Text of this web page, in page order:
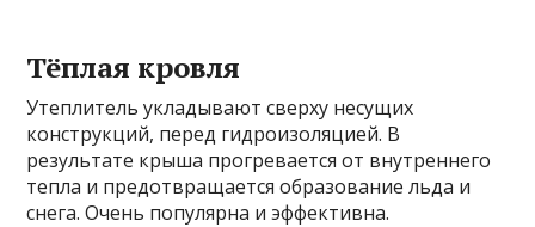
Тёплая кровля
Утеплитель укладывают сверху несущих
конструкций, перед гидроизоляцией. В
результате крыша прогревается от внутреннего
тепла и предотвращается образование льда и
снега. Очень популярна и эффективна.